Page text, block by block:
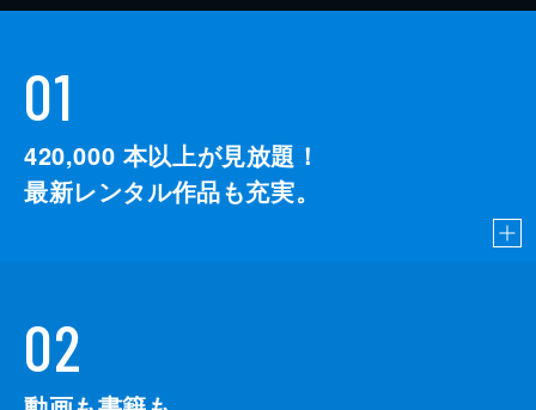
01
420,000 本以上が見放題！
最新レンタル作品も充実。
02